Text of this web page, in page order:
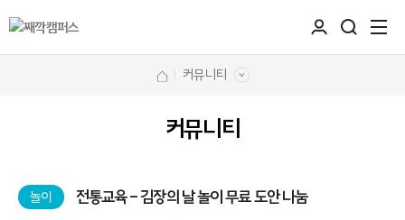
커뮤니티
커뮤니티
놀이 전통교육 - 김장의 날 놀이 무료 도안 나눔